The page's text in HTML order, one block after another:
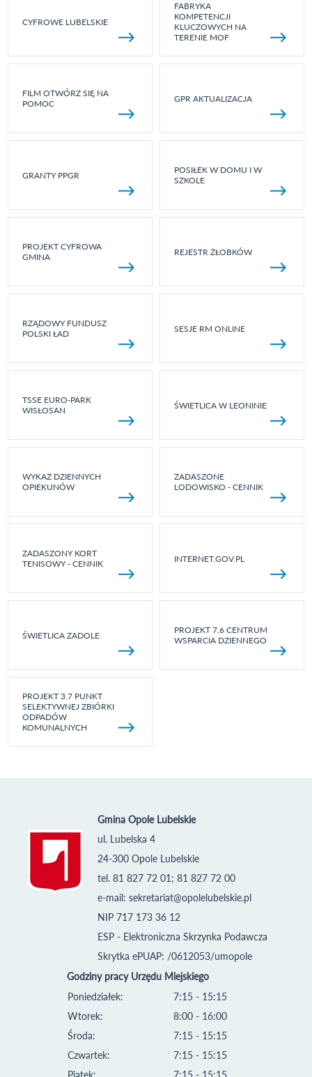
CYFROWE LUBELSKIE
FABRYKA
KOMPETENCJI
KLUCZOWYCH NA
TERENIE MOF
FILM OTWÓRZ SIĘ NA
POMOC
GPR AKTUALIZACJA
GRANTY PPGR
POSIŁEK W DOMU I W
SZKOLE
PROJEKT CYFROWA
GMINA
REJESTR ŻŁOBKÓW
RZĄDOWY FUNDUSZ
POLSKI ŁAD
SESJE RM ONLINE
TSSE EURO-PARK
WISŁOSAN
ŚWIETLICA W LEONINIE
WYKAZ DZIENNYCH
OPIEKUNÓW
ZADASZONE
LODOWISKO - CENNIK
ZADASZONY KORT
TENISOWY - CENNIK
INTERNET.GOV.PL
ŚWIETLICA ZADOLE
PROJEKT 7.6 CENTRUM
WSPARCIA DZIENNEGO
PROJEKT 3.7 PUNKT
SELEKTYWNEJ ZBIÓRKI
ODPADÓW
KOMUNALNYCH
Gmina Opole Lubelskie
ul. Lubelska 4
24-300 Opole Lubelskie
tel. 81 827 72 01; 81 827 72 00
e-mail: sekretariat@opolelubelskie.pl
NIP 717 173 36 12
ESP - Elektroniczna Skrzynka Podawcza
Skrytka ePUAP: /0612053/umopole
Godziny pracy Urzędu Miejskiego
Poniedziałek:
Wtorek:
Środa:
Czwartek:
Piątek:
7:15 - 15:15
8:00 - 16:00
7:15 - 15:15
7:15 - 15:15
7:15 - 15:15